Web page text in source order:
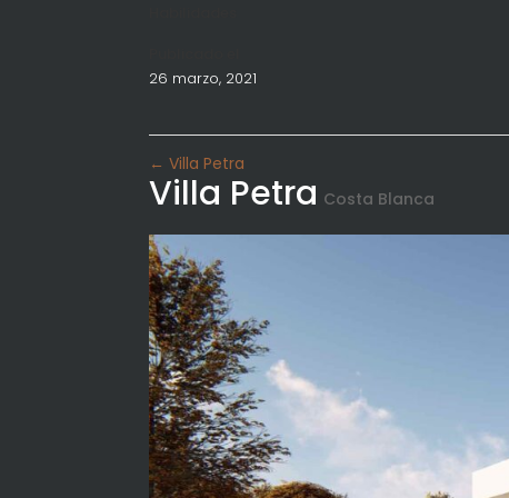
26 marzo, 2021
← Villa Petra
Villa Petra Costa Blanca